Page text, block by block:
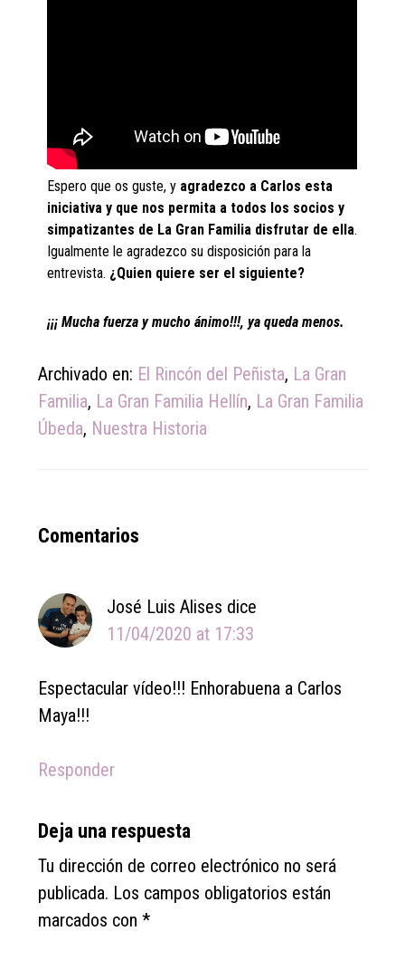
Espero que os guste, y agradezco a Carlos esta
iniciativa y que nos permita a todos los socios y
simpatizantes de La Gran Familia disfrutar de ella.
Igualmente le agradezco su disposición para la
entrevista. ¿Quien quiere ser el siguiente?
¡¡¡ Mucha fuerza y mucho ánimo!!!, ya queda menos.
Archivado en: El Rincón del Peñista, La Gran
Familia, La Gran Familia Hellín, La Gran Familia
Úbeda, Nuestra Historia
Reader
Comentarios
José Luis Alises dice
11/04/2020 at 17:33
Espectacular vídeo!!! Enhorabuena a Carlos
Maya!!!
Responder
Deja una respuesta
Tu dirección de correo electrónico no será
publicada. Los campos obligatorios están
marcados con*